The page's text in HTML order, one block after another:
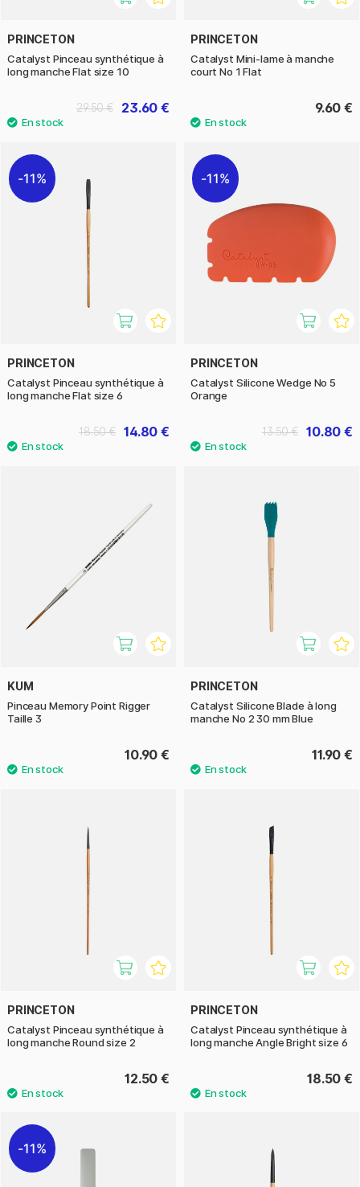
PRINCETON
Catalyst Pinceau synthétique à
long manche Flat size 10
23.60 €
29.50 €
PRINCETON
Catalyst Mini-lame à manche
court No 1 Flat
9.60 €
11%
PRINCETON
Catalyst Pinceau synthétique à
long manche Flat size 6
14.80 €
18.50 €
11%
PRINCETON
Catalyst Silicone Wedge No 5
Orange
10.80 €
13.50 €
KUM
Pinceau Memory Point Rigger
Taille 3
10.90 €
PRINCETON
Catalyst Silicone Blade à long
manche No 2 30 mm Blue
11.90 €
PRINCETON
Catalyst Pinceau synthétique à
long manche Round size 2
12.50 €
PRINCETON
Catalyst Pinceau synthétique à
long manche Angle Bright size 6
18.50 €
11%